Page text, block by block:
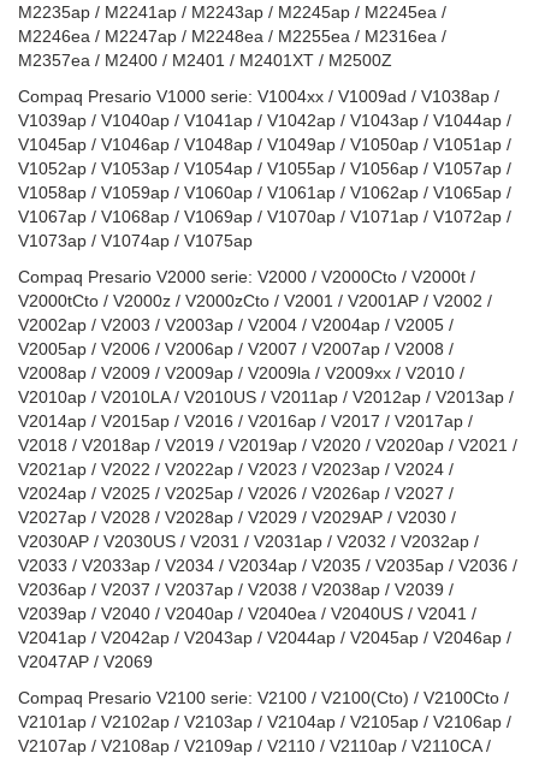
M2235ap / M2241ap / M2243ap / M2245ap / M2245ea /
M2246ea / M2247ap / M2248ea / M2255ea / M2316ea /
M2357ea / M2400 / M2401 / M2401XT / M2500Z
Compaq Presario V1000 serie: V1004xx / V1009ad / V1038ap /
V1039ap / V1040ap / V1041ap / V1042ap / V1043ap / V1044ap /
V1045ap / V1046ap / V1048ap / V1049ap / V1050ap / V1051ap /
V1052ap / V1053ap / V1054ap / V1055ap / V1056ap / V1057ap /
V1058ap / V1059ap / V1060ap / V1061ap / V1062ap / V1065ap /
V1067ap / V1068ap / V1069ap / V1070ap / V1071ap / V1072ap /
V1073ap / V1074ap / V1075ap
Compaq Presario V2000 serie: V2000 / V2000Cto / V2000t /
V2000tCto / V2000z / V2000zCto / V2001 / V2001AP / V2002 /
V2002ap / V2003 / V2003ap / V2004 / V2004ap / V2005 /
V2005ap / V2006 / V2006ap / V2007 / V2007ap / V2008 /
V2008ap / V2009 / V2009ap / V2009la / V2009xx / V2010 /
V2010ap / V2010LA / V2010US / V2011ap / V2012ap / V2013ap /
V2014ap / V2015ap / V2016 / V2016ap / V2017 / V2017ap /
V2018 / V2018ap / V2019 / V2019ap / V2020 / V2020ap / V2021 /
V2021ap / V2022 / V2022ap / V2023 / V2023ap / V2024 /
V2024ap / V2025 / V2025ap / V2026 / V2026ap / V2027 /
V2027ap / V2028 / V2028ap / V2029 / V2029AP / V2030 /
V2030AP / V2030US / V2031 / V2031ap / V2032 / V2032ap /
V2033 / V2033ap / V2034 / V2034ap / V2035 / V2035ap / V2036 /
V2036ap / V2037 / V2037ap / V2038 / V2038ap / V2039 /
V2039ap / V2040 / V2040ap / V2040ea / V2040US / V2041 /
V2041ap / V2042ap / V2043ap / V2044ap / V2045ap / V2046ap /
V2047AP / V2069
Compaq Presario V2100 serie: V2100 / V2100(Cto) / V2100Cto /
V2101ap / V2102ap / V2103ap / V2104ap / V2105ap / V2106ap /
V2107ap / V2108ap / V2109ap / V2110 / V2110ap / V2110CA /